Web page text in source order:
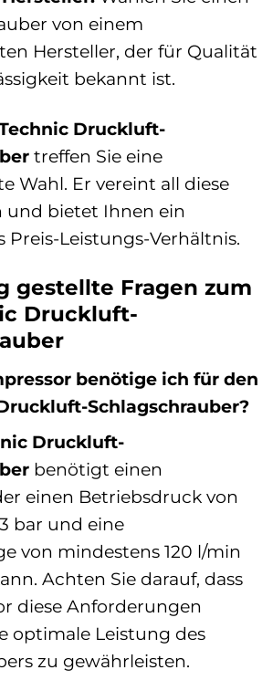
von einem
Hersteller, der für Qualität
bekannt ist.
Druckluft-
treffen Sie eine
Wahl. Er vereint all diese
und bietet Ihnen ein
Preis-Leistungs-Verhältnis.
gestellte Fragen zum
Druckluft-
benötige ich für den
Schlagschrauber?
Druckluft-
benötigt einen
einen Betriebsdruck von
bar und eine
von mindestens 120 l/min
Achten Sie darauf, dass
diese Anforderungen
optimale Leistung des
zu gewährleisten.